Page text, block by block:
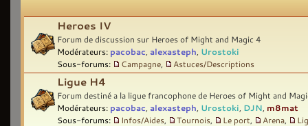
Heroes IV
Forum de discussion sur Heroes of Might and Magic 4
Modérateurs: pacobac alexasteph Urostoki
Sous-forums:
Campagne Astuces/Descriptions
Ligue H4
Forum destiné a la ligue francophone de Heroes of Might and
Modérateurs: pacobac alexasteph Urostoki DJN m8mat
Sous-forums:
Infos/Aides Tournois Le port Arena